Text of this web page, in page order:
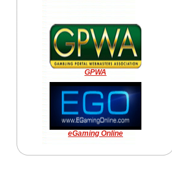
GPWA
eGaming Online